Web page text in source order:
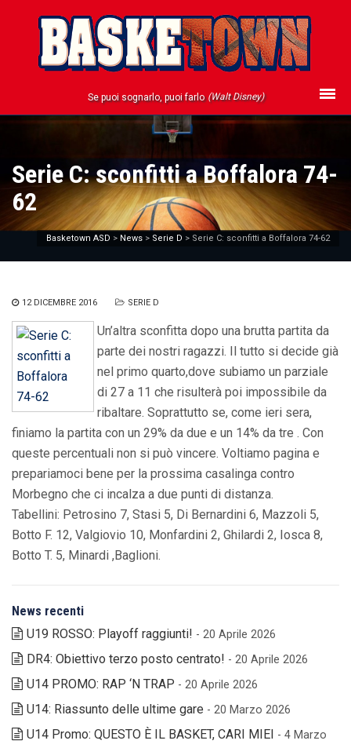
Se puoi sognarlo, puoi farlo (Walt Disney)
Serie C: sconfitti a Boffalora 74-
62
Basketown ASD > News > Serie D > Serie C: sconfitti a Boffalora 74-62
12 DICEMBRE 2016 SERIE D
Un’altra sconfitta dopo una brutta partita da
parte dei nostri ragazzi. Il tutto si decide già
nel primo quarto,dove subiamo un parziale
di 27 a 11 che risulterà poi impossibile da
ribaltare. Soprattutto se, come ieri sera,
finiamo la partita con un 29% da due e un 14% da tre . Con
queste percentuali non si può vincere. Voltiamo pagina e
prepariamoci bene per la prossima casalinga contro
Morbegno che ci incalza a due punti di distanza.
Tabellini: Petrosino 7, Stasi 5, Di Bernardini 6, Mazzoli 5,
Botto F. 12, Valgiovio 10, Monfardini 2, Ghilardi 2, Iosca 8,
Botto T. 5, Minardi ,Baglioni.
News recenti
U19 ROSSO: Playoff raggiunti! - 20 Aprile 2026
DR4: Obiettivo terzo posto centrato! - 20 Aprile 2026
U14 PROMO: RAP ‘N TRAP - 20 Aprile 2026
U14: Riassunto delle ultime gare - 20 Marzo 2026
U14 Promo: QUESTO È IL BASKET, CARI MIEI - 4 Marzo